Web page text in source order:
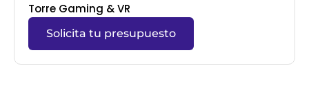
Torre Gaming & VR
Solicita tu presupuesto